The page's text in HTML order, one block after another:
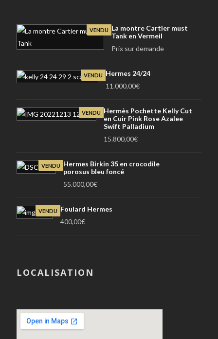
VENDU
La montre Cartier must
Tank en Vermeil
Prix sur demande
VENDU
Hermes 24/24
11.000,00€
VENDU
Hermès Pochette Kelly Cut
en Cuir Pink Rose Azalee
Swift Palladium
15.800,00€
VENDU
Hermes Birkin 35 en crocodile
porosus bleu foncé
55.000,00€
VENDU
Foulard Hermes
400,00€
LOCALISATION